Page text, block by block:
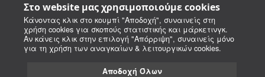
Στο website μας χρησιμοποιούμε cookies
Κάνοντας κλικ στο κουμπί "Αποδοχή", συναινείς στη
χρήση cookies για σκοπούς στατιστικής και μάρκετινγκ.
Αν κάνεις κλικ στην επιλογή "Απόρριψη", συναινείς μόνο
για τη χρήση των αναγκαίων & λειτουργικών cookies.
Αποδοχή Όλων